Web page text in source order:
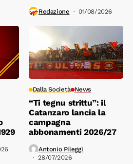
Redazione 01/08/2026
Dalla Società News
“Ti tegnu strittu”: il
Catanzaro lancia la
campagna
abbonamenti 2026/27
Antonio Pileggi
28/07/2026